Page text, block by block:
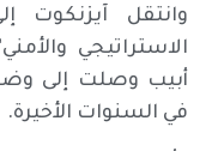
وانتقل آيزنكوت
الاستراتيجي
أبيب وصلت إلى
في السنوات الأخيرة.